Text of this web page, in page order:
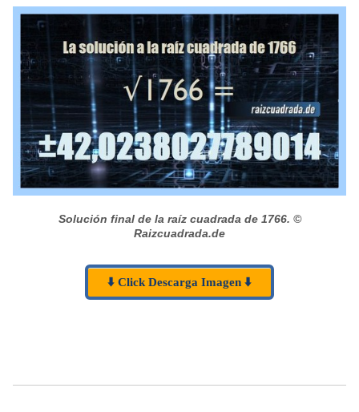
Solución final de la raíz cuadrada de 1766. ©
Raizcuadrada.de
⬇️ Click Descarga Imagen ⬇️